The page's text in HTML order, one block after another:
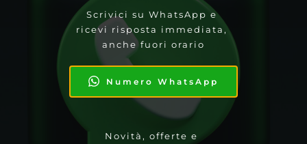
Scrivici su WhatsApp e
ricevi risposta immediata,
anche fuori orario
Numero WhatsApp
Novità, offerte e